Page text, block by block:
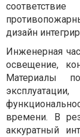
дизайн
Инженерная
освещение,
Материалы
времени. В
аккуратный